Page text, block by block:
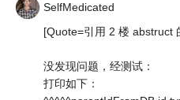
SelfMedicated
[Quote=引用 2 楼 abstruct
没发现问题，经测试：
打印如下：